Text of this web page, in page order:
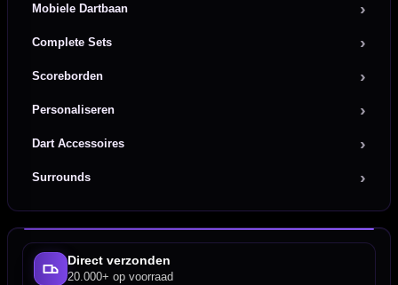
Mobiele Dartbaan
Complete Sets
Scoreborden
Personaliseren
Dart Accessoires
Surrounds
Direct verzonden
20.000+ op voorraad